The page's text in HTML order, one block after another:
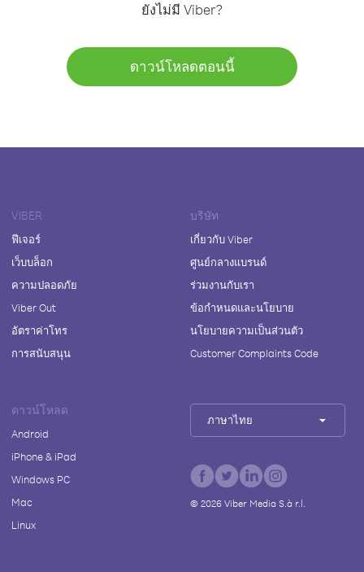
ยังไม่มี Viber?
ดาวน์โหลดตอนนี้
VIBER
ฟีเจอร์
เว็บบล็อก
ความปลอดภัย
Viber Out
อัตราค่าโทร
การสนับสนุน
บริษัท
เกี่ยวกับ Viber
ศูนย์กลางแบรนด์
ร่วมงานกับเรา
ข้อกำหนดและนโยบาย
นโยบายความเป็นส่วนตัว
Customer Complaints Code
ดาวน์โหลด
Android
iPhone & iPad
Windows PC
Mac
Linux
ภาษาไทย
© 2026Viber Media S.à r.l.